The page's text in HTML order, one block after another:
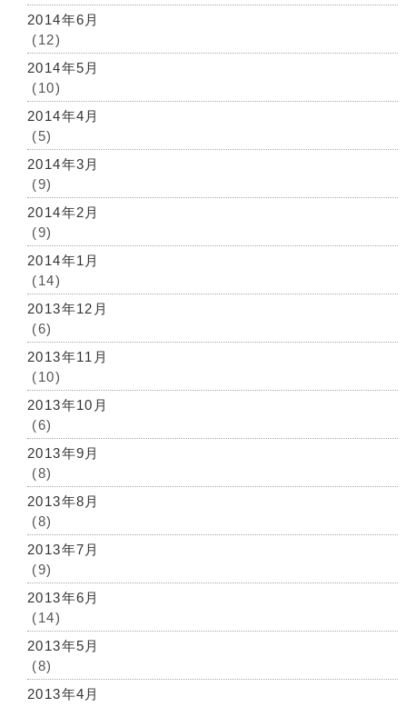
2014年6月
(12)
2014年5月
(10)
2014年4月
(5)
2014年3月
(9)
2014年2月
(9)
2014年1月
(14)
2013年12月
(6)
2013年11月
(10)
2013年10月
(6)
2013年9月
(8)
2013年8月
(8)
2013年7月
(9)
2013年6月
(14)
2013年5月
(8)
2013年4月